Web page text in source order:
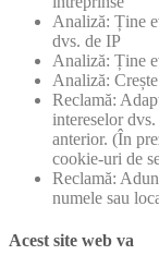
Analiză: Ține
dvs. de IP
Analiză: Ține
Analiză:
Reclamă:
intereselor
anterior. (În
cookie-uri de
Reclamă:
numele sau
Acest site web va